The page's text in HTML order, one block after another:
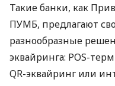
Такие банки, как
ПУМБ, предлагают
разнообразные
эквайринга: POS-
QR-эквайринг или